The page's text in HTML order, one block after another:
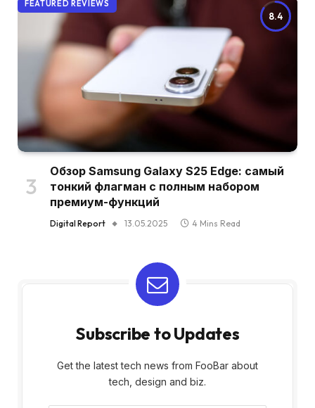
8.4
FEATURED REVIEWS
Обзор Samsung Galaxy S25 Edge: самый
тонкий флагман с полным набором
премиум-функций
Digital Report 13.05.2025 4 Mins Read
Subscribe to Updates
Get the latest tech news from FooBar about
tech, design and biz.